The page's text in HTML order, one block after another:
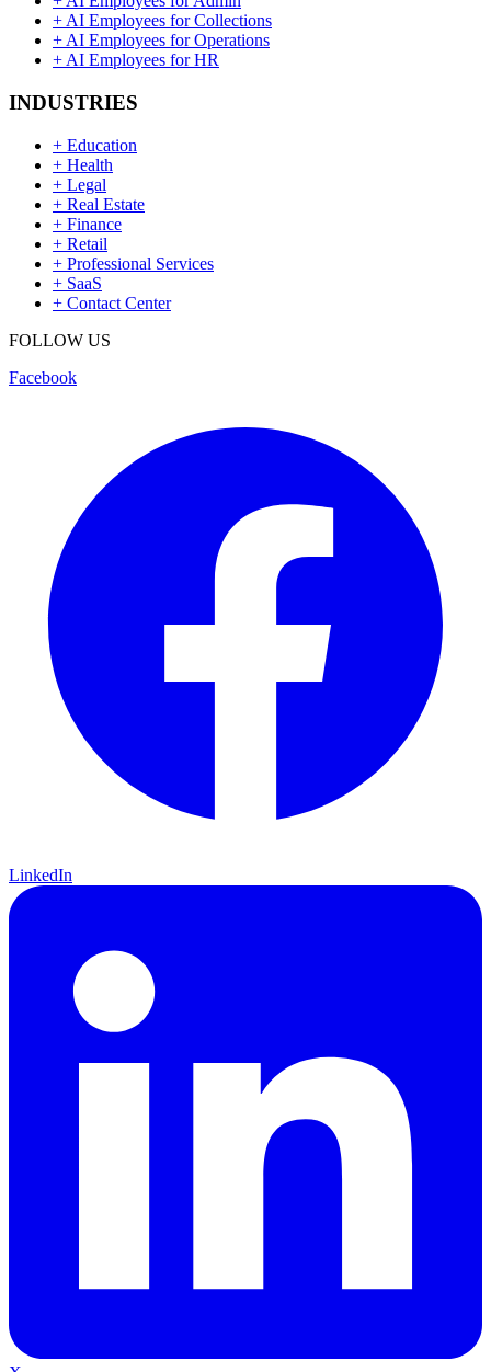
+ AI Employees for Collections
+ AI Employees for Operations
+ AI Employees for HR
INDUSTRIES
+ Education
+ Health
+ Legal
+ Real Estate
+ Finance
+ Retail
+ Professional Services
+ SaaS
+ Contact Center
FOLLOW US
Facebook
LinkedIn